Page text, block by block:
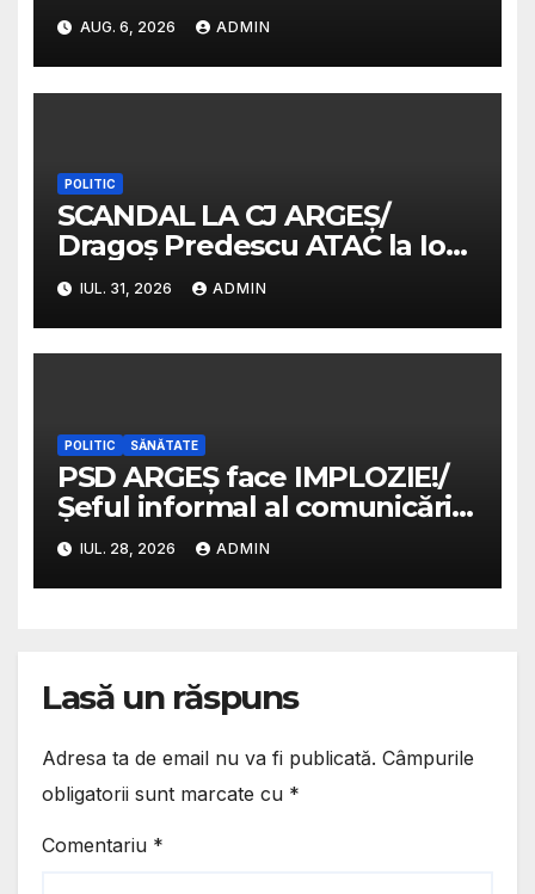
sunt niște cretini ordinari”/ Va
fi plătit cu bani mulți/
Predescu avertiza în 2025 că
PSD va transforma funcția
AUG. 6, 2026 ADMIN
POLITIC
SCANDAL LA CJ ARGEȘ/
Dragoș Predescu ATAC la Ion
Mînzînă/ „PSD a instaurat
cenzura la Consiliul Județean
Argeș”
IUL. 31, 2026 ADMIN
POLITIC SĂNĂTATE
PSD ARGEȘ face IMPLOZIE!/
Șeful informal al comunicării,
atac suburban la managerul
Spitalului Județean instalat
de Ion Mînzînă/ Donoiu
IUL. 28, 2026 ADMIN
Lasă un răspuns
Adresa ta de email nu va fi publicată. Câmpurile
obligatorii sunt marcate cu *
Comentariu *